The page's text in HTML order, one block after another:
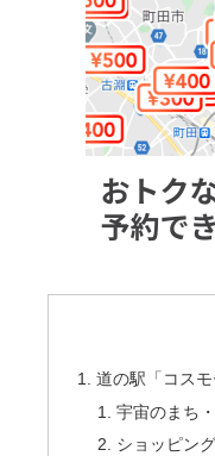
道の駅「コス
宇宙のまち
ショッピン